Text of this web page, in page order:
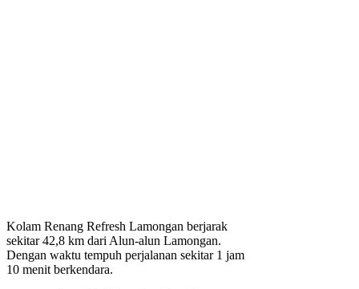
Kolam Renang Refresh Lamongan berjarak
sekitar 42,8 km dari Alun-alun Lamongan.
Dengan waktu tempuh perjalanan sekitar 1 jam
10 menit berkendara.